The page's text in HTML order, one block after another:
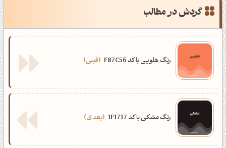
روانشناسی رنگ بژ بسیار
گردش در مطالب
رنگ هلویی با کد F87C56 قبلی
رنگ ‌مشکی با کد 1F1717 بعدی